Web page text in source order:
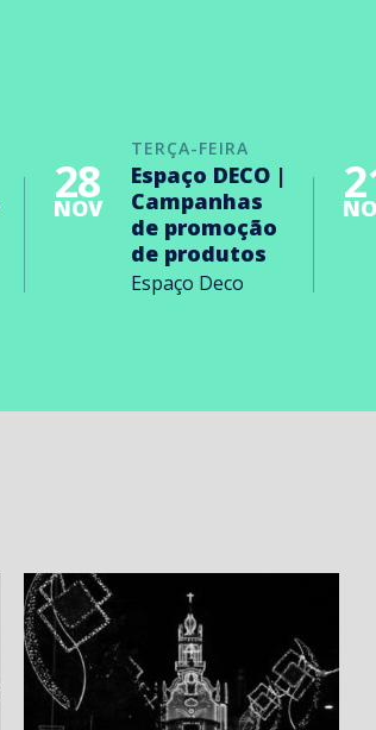
TERÇA-FEIRA
28
NOV
Espaço DECO |
Campanhas
de promoção
de produtos
Espaço Deco